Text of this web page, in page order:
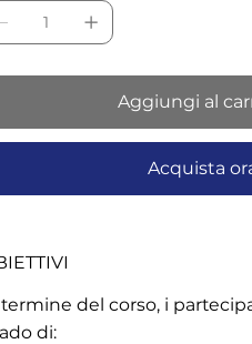
Aggiungi al
Acquista
del corso, i
di: